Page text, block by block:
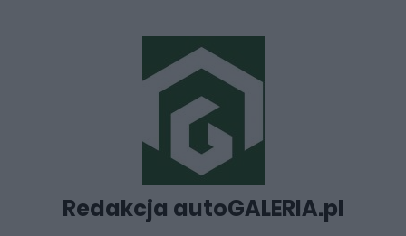
Redakcja autoGALERIA.pl